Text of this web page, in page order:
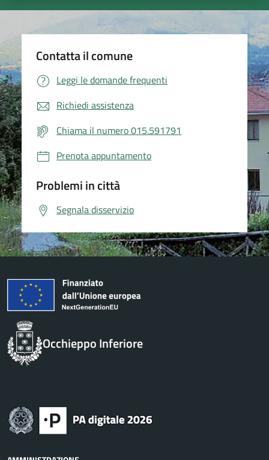
Contatta il comune
Leggi le domande frequenti
Richiedi assistenza
Chiama il numero 015.591791
Prenota appuntamento
Problemi in città
Segnala disservizio
Occhieppo Inferiore